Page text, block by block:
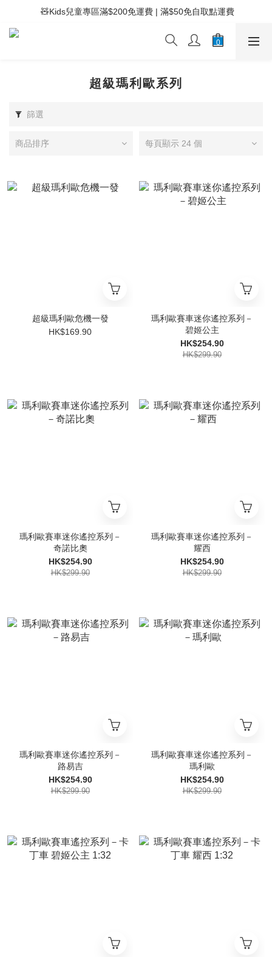
⚡滿$400免運費 | 滿$200免Easy Trade自取點運費
🧸Kids兒童專區滿$200免運費 | 滿$50免自取點運費
⚡滿$400免運費 | 滿$200免Easy Trade自取點運費
超級瑪利歐系列
篩選
商品排序 每頁顯示 24 個
超級瑪利歐危機一發
HK$169.90
瑪利歐賽車迷你遙控系列－
碧姬公主
HK$254.90
HK$299.90
瑪利歐賽車迷你遙控系列－
奇諾比奧
HK$254.90
HK$299.90
瑪利歐賽車迷你遙控系列－
耀西
HK$254.90
HK$299.90
瑪利歐賽車迷你遙控系列－
路易吉
HK$254.90
HK$299.90
瑪利歐賽車迷你遙控系列－
瑪利歐
HK$254.90
HK$299.90